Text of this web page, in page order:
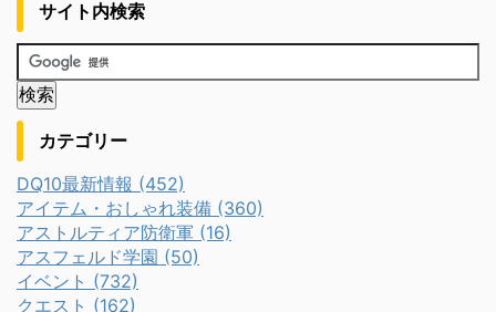
サイト内検索
カテゴリー
DQ10最新情報 (452)
アイテム・おしゃれ装備 (360)
アストルティア防衛軍 (16)
アスフェルド学園 (50)
イベント (732)
クエスト (162)